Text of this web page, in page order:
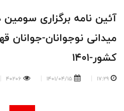
-
آئین نامه برگزاری
میدانی نوجوانان-جوانان
کشور-1401
17:29
1401/04/15
40206